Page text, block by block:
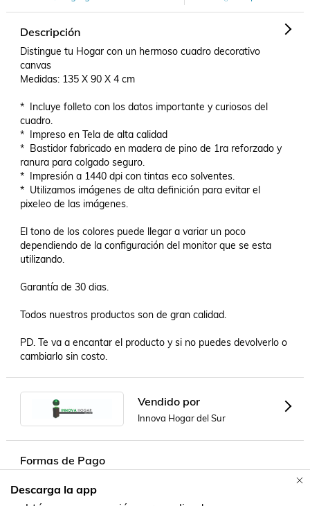
Descripción
Distingue tu Hogar con un hermoso cuadro decorativo
canvas
Medidas: 135 X 90 X 4 cm
*  Incluye folleto con los datos importante y curiosos del
cuadro.
*  Impreso en Tela de alta calidad
*  Bastidor fabricado en madera de pino de 1ra reforzado y
ranura para colgado seguro.
*  Impresión a 1440 dpi con tintas eco solventes.
*  Utilizamos imágenes de alta definición para evitar el
pixeleo de las imágenes.
El tono de los colores puede llegar a variar un poco
dependiendo de la configuración del monitor que se esta
utilizando.
Garantía de 30 dias.
Todos nuestros productos son de gran calidad.
PD. Te va a encantar el producto y si no puedes devolverlo o
cambiarlo sin costo.
Vendido por
Innova Hogar del Sur
Formas de Pago
Descarga la app